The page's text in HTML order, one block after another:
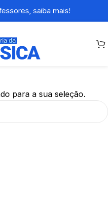
saiba mais!
para a sua seleção.